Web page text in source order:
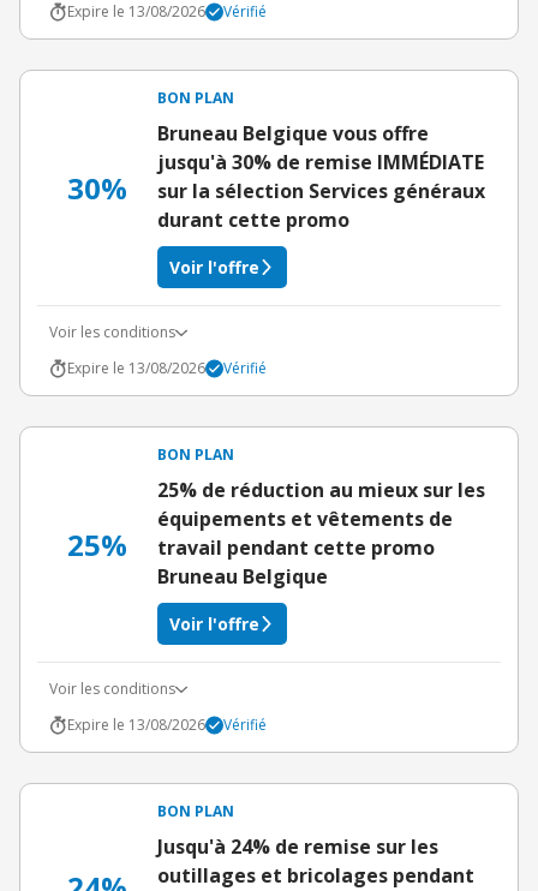
Expire le 13/08/2026
Vérifié
30%
BON PLAN
Bruneau Belgique vous offre
jusqu'à 30% de remise IMMÉDIATE
sur la sélection Services généraux
durant cette promo
Voir l'offre
Voir les conditions
Expire le 13/08/2026
Vérifié
25%
BON PLAN
25% de réduction au mieux sur les
équipements et vêtements de
travail pendant cette promo
Bruneau Belgique
Voir l'offre
Voir les conditions
Expire le 13/08/2026
Vérifié
BON PLAN
Jusqu'à 24% de remise sur les
outillages et bricolages pendant